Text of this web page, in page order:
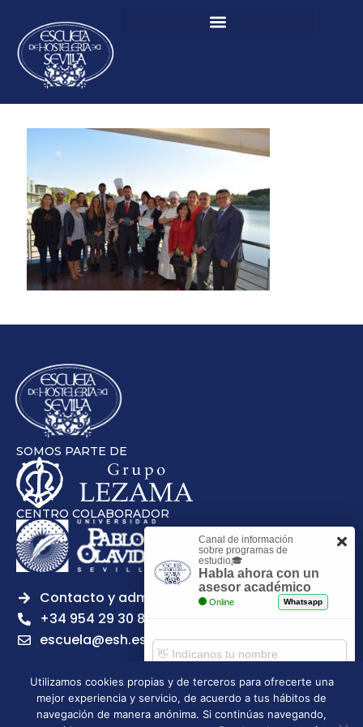
SOMOS PARTE DE
CENTRO COLABORADOR
Contacto y admisiones
+34 954 29 30 81
escuela@esh.es
Utilizamos cookies propias y de terceros para ofrecerte una
mejor experiencia y servicio, de acuerdo a tus hábitos de
navegación de manera anónima. Si continúas navegando,
Canal de información
sobre programas de
estudio🎓
Habla ahora con un
asesor académico
Online Whatsapp
Comenzar chat